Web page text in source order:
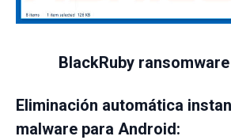
BlackRuby
Eliminación automática
malware para Android: